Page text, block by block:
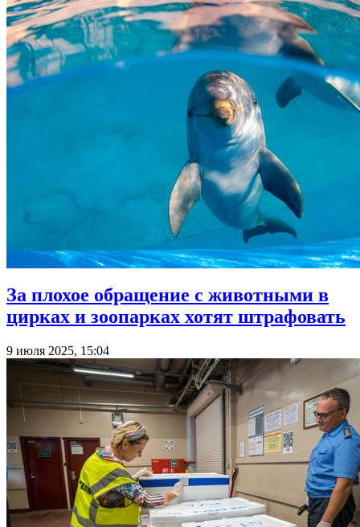
За плохое обращение с животными в
цирках и зоопарках хотят штрафовать
9 июля 2025, 15:04